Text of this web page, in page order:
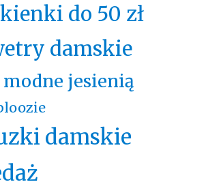
do 50 zł
damskie
modne jesienią
damskie